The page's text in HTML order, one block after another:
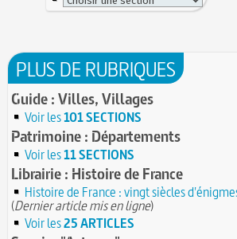
PLUS DE RUBRIQUES
Guide : Villes, Villages
Voir les101 SECTIONS
Patrimoine : Départements
Voir les11 SECTIONS
Librairie : Histoire de France
Histoire de France : vingt siècles
(Dernier article mis en ligne)
Voir les25 ARTICLES